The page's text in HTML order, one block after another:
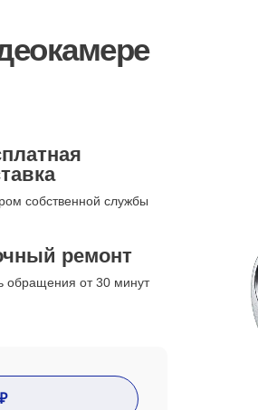
собственной службы
ремонт
обращения от 30 минут